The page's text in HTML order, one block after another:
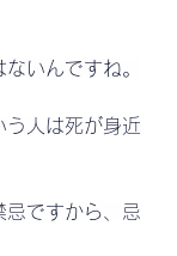
いんですね。
う人は死が身近
忌ですから、忌